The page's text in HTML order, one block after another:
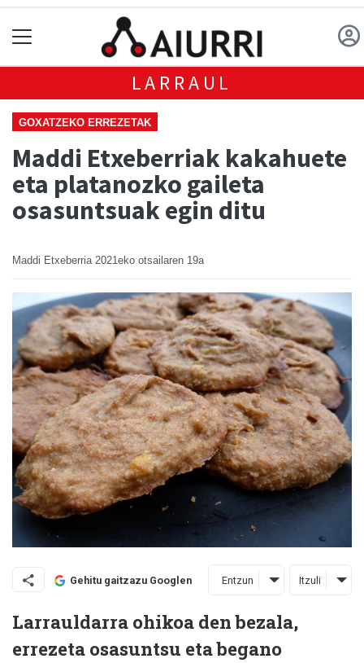
LARRAUL
GOXATZEKO ERREZETAK
Maddi Etxeberriak kakahuete
eta platanozko gaileta
osasuntsuak egin ditu
Maddi Etxeberria 2021eko otsailaren 19a
Gehitu gaitzazu Googlen Entzun Itzuli
Larrauldarra ohikoa den bezala,
errezeta osasuntsu eta begano